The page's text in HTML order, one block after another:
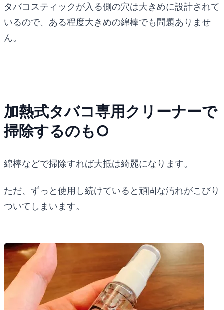
タバコスティックが入る側の穴は大きめに設計されて
いるので、ある程度大きめの綿棒でも問題ありませ
ん。
加熱式タバコ専用クリーナーで
掃除するのも○
綿棒などで掃除すれば大抵は綺麗になります。
ただ、ずっと使用し続けていると頑固な汚れがこびり
ついてしまいます。